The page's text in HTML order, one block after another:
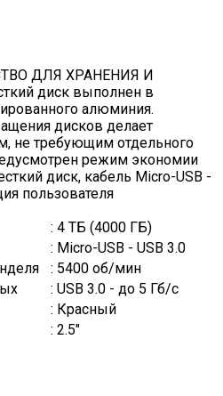
ДЛЯ ХРАНЕНИЯ И
диск выполнен в
алюминия.
дисков делает
не требующим отдельного
режим экономии
диск, кабель Micro-USB -
пользователя
: 4 ТБ (4000 ГБ)
: Micro-USB - USB 3.0
: 5400 об/мин
: USB 3.0 - до 5 Гб/с
: Красный
: 2.5"